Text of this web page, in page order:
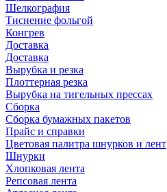
Шелкография
Тиснение фольгой
Конгрев
Доставка
Доставка
Вырубка и резка
Плоттерная резка
Вырубка на тигельных прессах
Сборка
Сборка бумажных пакетов
Прайс и справки
Цветовая палитра шнурков и лент
Шнурки
Хлопковая лента
Репсовая лента